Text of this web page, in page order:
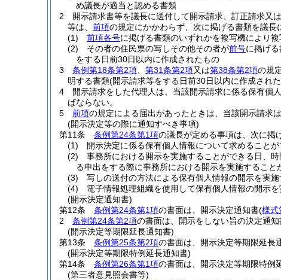
め議長が適当と認める書類
2
開示請求書等を議長に送付して開示請求、訂正請求又
等は、 前項の規定にかかわらず、次に掲げる書類を議長
(1)
前項各号に掲げる書類のいずれかを複写機により
(2)
その者の住民票の写しその他その者が前号に掲げ
をする日前30日以内に作成されたもの
3
条例第18条第2項 第31条第2項又は第38条第2項の規
明する書類(開示請求等をする日前30日以内に作成され
4
開示請求をした代理人は、当該開示請求に係る保有個
ばならない。
5
前項の規定による届出があったときは、当該開示請求
(開示決定等の際に通知すべき事項)
第11条
条例第24条第1項の議長が定める事項は、次に掲
(1)
開示決定に係る保有個人情報について求めること
(2)
事務所における開示を実施することができる日、
る申出をする際に事務所における開示を実施するこ
(3)
写しの送付の方法による保有個人情報の開示を実
(4)
電子情報処理組織を使用して保有個人情報の開示
(開示決定通知書)
第12条
条例第24条第1項の書面は、開示決定通知書(様式
2
条例第24条第2項の書面は、開示をしない旨の決定通知
(開示決定等期限延長通知書)
第13条
条例第25条第2項の書面は、開示決定等期限延長
(開示決定等期限特例延長通知書)
第14条
条例第26条第1項の書面は、開示決定等期限特例
(第三者意見照会書等)